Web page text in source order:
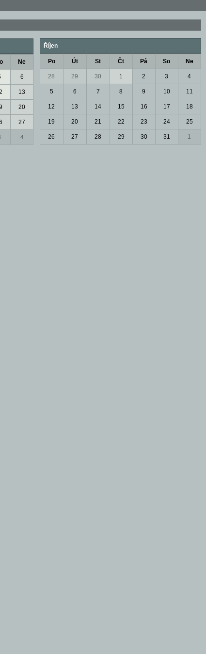
Ne
6
13
20
27
4
Říjen
Po Út St Čt Pá So Ne
28 29 30 1 2 3 4
5 6 7 8 9 10 11
12 13 14 15 16 17 18
19 20 21 22 23 24 25
26 27 28 29 30 31 1